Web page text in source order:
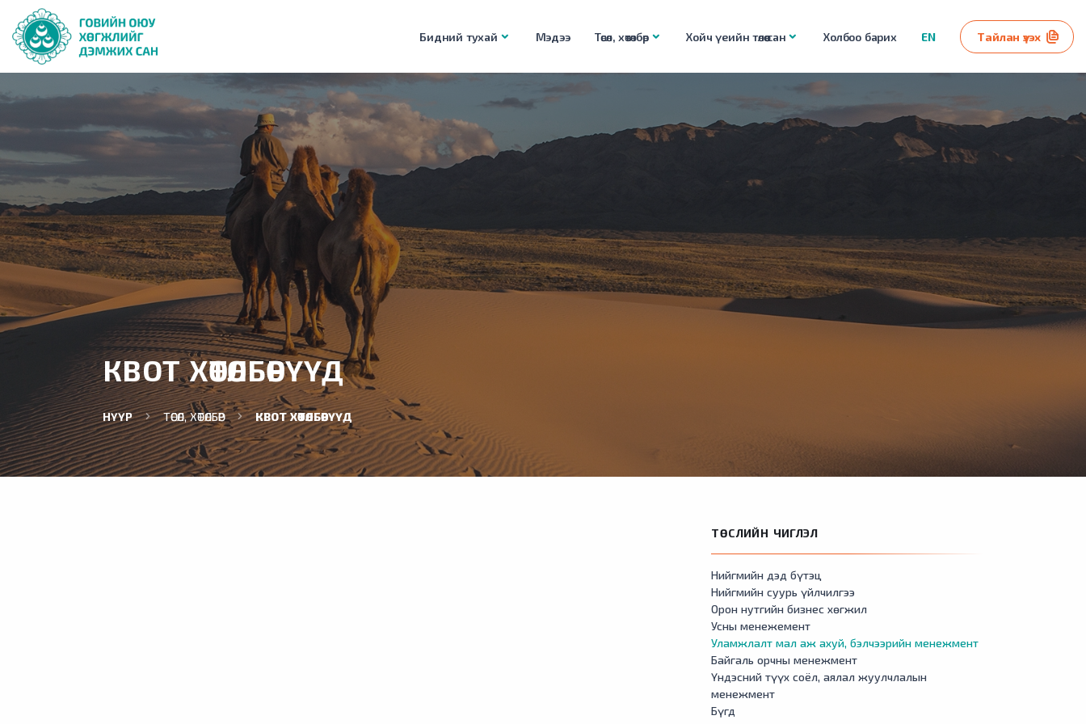
Бидний тухай Мэдээ Төсөл, хөтөлбөр Хойч үеийн төлөө сан Холбоо барих EN Тайлан үзэх
КВОТ ХӨТӨЛБӨРҮҮД
НҮҮР ТӨСӨЛ, ХӨТӨЛБӨР КВОТ ХӨТӨЛБӨРҮҮД
ТӨСЛИЙН ЧИГЛЭЛ
Нийгмийн дэд бүтэц
Нийгмийн суурь үйлчилгээ
Орон нутгийн бизнес хөгжил
Усны менежемент
Уламжлалт мал аж ахуй, бэлчээрийн менежмент
Байгаль орчны менежмент
Үндэсний түүх соёл, аялал жуулчлалын
менежмент
Бүгд